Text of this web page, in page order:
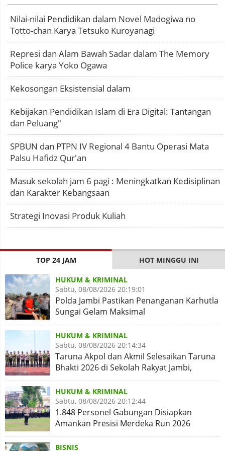
Nilai-nilai Pendidikan dalam Novel Madogiwa no
Totto-chan Karya Tetsuko Kuroyanagi
Represi dan Alam Bawah Sadar dalam The Memory
Police karya Yoko Ogawa
Kekosongan Eksistensial dalam
Kebijakan Pendidikan Islam di Era Digital: Tantangan
dan Peluang"
SPBUN dan PTPN IV Regional 4 Bantu Operasi Mata
Palsu Hafidz Qur'an
Masuk sekolah jam 6 pagi : Meningkatkan Kedisiplinan
dan Karakter Kebangsaan
Strategi Inovasi Produk Kuliah
TOP 24 JAM HOT MINGGU INI
HUKUM & KRIMINAL
Sabtu, 08/08/2026 20:19:01
Polda Jambi Pastikan Penanganan Karhutla
Sungai Gelam Maksimal
HUKUM & KRIMINAL
Sabtu, 08/08/2026 20:14:34
Taruna Akpol dan Akmil Selesaikan Taruna
Bhakti 2026 di Sekolah Rakyat Jambi,
Kegiatan Aman Lancar
HUKUM & KRIMINAL
Sabtu, 08/08/2026 20:12:44
1.848 Personel Gabungan Disiapkan
Amankan Presisi Merdeka Run 2026
BISNIS